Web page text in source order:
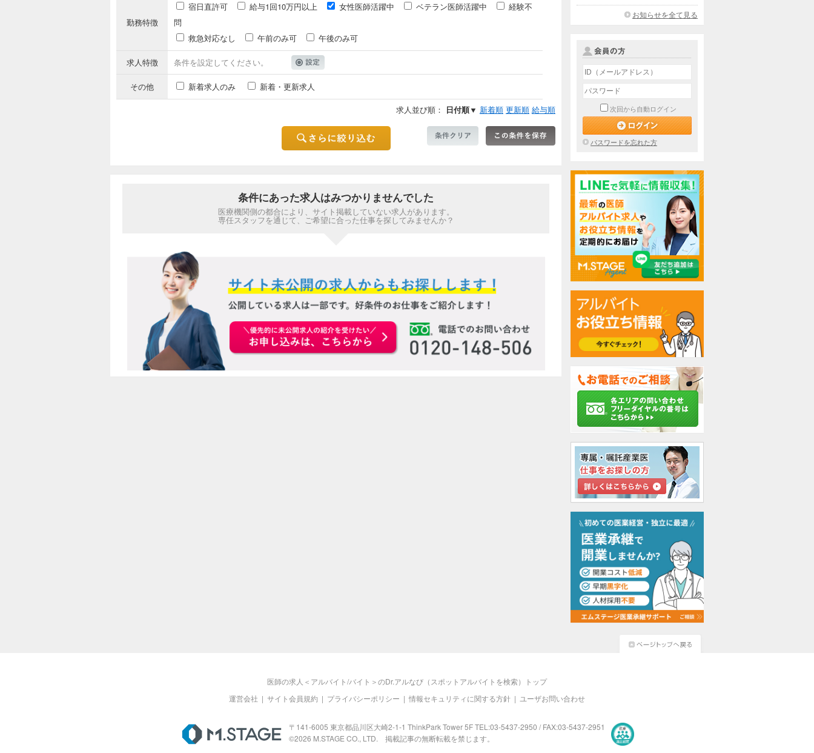
勤務特徴
宿日直許可 給与1回10万円以上 女性医師活躍中 ベテラン医師活躍中
経験不
問
救急対応なし
午前のみ可 午後のみ可
求人特徴 条件を設定してください。
その他 新着求人のみ
新着・更新求人
求人並び順： 日付順▼ 新着順 更新順 給与順
条件にあった求人はみつかりませんでした
医療機関側の都合により、サイト掲載していない求人があります。
専任スタッフを通じて、ご希望に合った仕事を探してみませんか？
お申込みはこちらから
お知らせを全て見る
次回から自動ログイン
パスワードを忘れた方
医師の求人＜アルバイト/バイト＞のDr.アルなび（スポットアルバイトを検索）トップ
運営会社 | サイト会員規約 | プライバシーポリシー | 情報セキュリティに関する方針 | ユーザお問い合わせ
M.STAGE
〒141-6005 東京都品川区大崎2-1-1 ThinkPark Tower 5F TEL:03-5437-2950 / FAX:03-5437-2951
©2026 M.STAGE CO., LTD. 掲載記事の無断転載を禁じます。